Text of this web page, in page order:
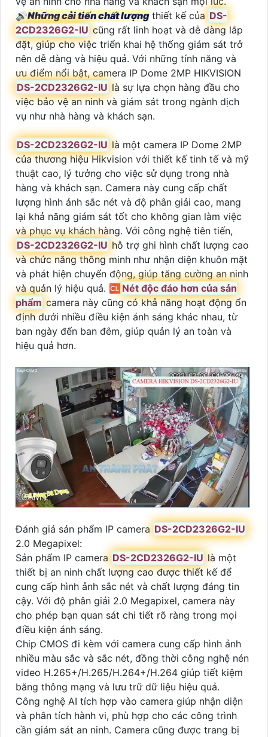
🔊Những cải tiến chất lượngthiết kế của DS-
2CD2326G2-IU cũng rất linh hoạt và dễ dàng lắp
đặt, giúp cho việc triển khai hệ thống giám sát trở
nên dễ dàng và hiệu quả. Với những tính năng và
ưu điểm nổi bật, camera IP Dome 2MP HIKVISION
DS-2CD2326G2-IU là sự lựa chọn hàng đầu cho
việc bảo vệ an ninh và giám sát trong ngành dịch
vụ như nhà hàng và khách sạn.
DS-2CD2326G2-IU là một camera IP Dome 2MP
của thương hiệu Hikvision với thiết kế tinh tế và mỹ
thuật cao, lý tưởng cho việc sử dụng trong nhà
hàng và khách sạn. Camera này cung cấp chất
lượng hình ảnh sắc nét và độ phân giải cao, mang
lại khả năng giám sát tốt cho không gian làm việc
và phục vụ khách hàng. Với công nghệ tiên tiến,
DS-2CD2326G2-IU hỗ trợ ghi hình chất lượng cao
và chức năng thông minh như nhận diện khuôn mặt
và phát hiện chuyển động, giúp tăng cường an ninh
và quản lý hiệu quả. 🆑 Nét độc đáo hơn của sản
phẩm camera này cũng có khả năng hoạt động ổn
định dưới nhiều điều kiện ánh sáng khác nhau, từ
ban ngày đến ban đêm, giúp quản lý an toàn và
hiệu quả hơn.
Đánh giá sản phẩm IP camera DS-2CD2326G2-IU
2.0 Megapixel:
Sản phẩm IP camera DS-2CD2326G2-IU là một
thiết bị an ninh chất lượng cao được thiết kế để
cung cấp hình ảnh sắc nét và chất lượng đáng tin
cậy. Với độ phân giải 2.0 Megapixel, camera này
cho phép bạn quan sát chi tiết rõ ràng trong mọi
điều kiện ánh sáng.
Chip CMOS đi kèm với camera cung cấp hình ảnh
nhiều màu sắc và sắc nét, đồng thời công nghệ nén
video H.265+/H.265/H.264+/H.264 giúp tiết kiệm
băng thông mạng và lưu trữ dữ liệu hiệu quả.
Công nghệ AI tích hợp vào camera giúp nhận diện
và phân tích hành vi, phù hợp cho các công trình
cần giám sát an ninh. Camera cũng được trang bị